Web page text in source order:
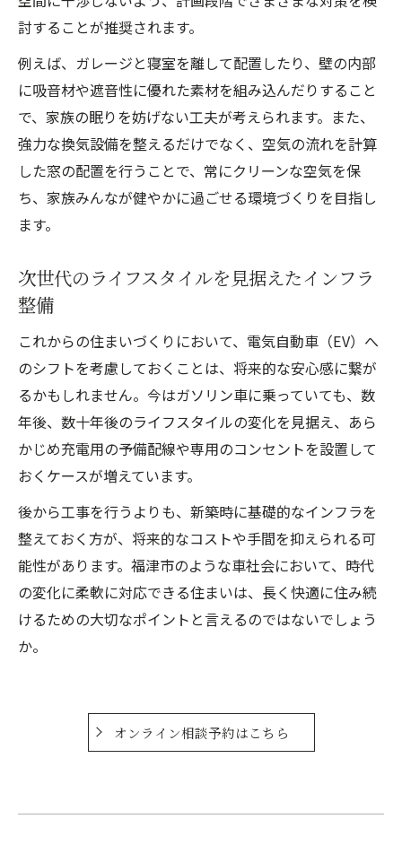
討することが推奨されます。
例えば、ガレージと寝室を離して配置したり、壁の内部
に吸音材や遮音性に優れた素材を組み込んだりすること
で、家族の眠りを妨げない工夫が考えられます。また、
強力な換気設備を整えるだけでなく、空気の流れを計算
した窓の配置を行うことで、常にクリーンな空気を保
ち、家族みんなが健やかに過ごせる環境づくりを目指し
ます。
次世代のライフスタイルを見据えたインフラ
整備
これからの住まいづくりにおいて、電気自動車（EV）へ
のシフトを考慮しておくことは、将来的な安心感に繋が
るかもしれません。今はガソリン車に乗っていても、数
年後、数十年後のライフスタイルの変化を見据え、あら
かじめ充電用の予備配線や専用のコンセントを設置して
おくケースが増えています。
後から工事を行うよりも、新築時に基礎的なインフラを
整えておく方が、将来的なコストや手間を抑えられる可
能性があります。福津市のような車社会において、時代
の変化に柔軟に対応できる住まいは、長く快適に住み続
けるための大切なポイントと言えるのではないでしょう
か。
オンライン相談予約はこちら